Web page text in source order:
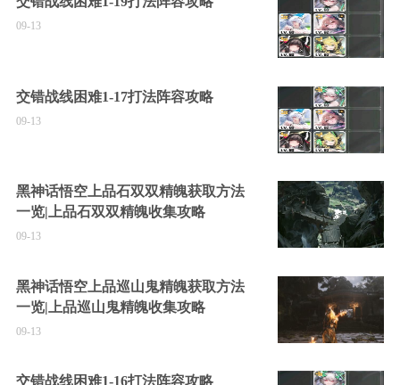
09-13
交错战线困难1-17打法阵容攻略
09-13
黑神话悟空上品石双双精魄获取方法
一览|上品石双双精魄收集攻略
09-13
黑神话悟空上品巡山鬼精魄获取方法
一览|上品巡山鬼精魄收集攻略
09-13
交错战线困难1-16打法阵容攻略